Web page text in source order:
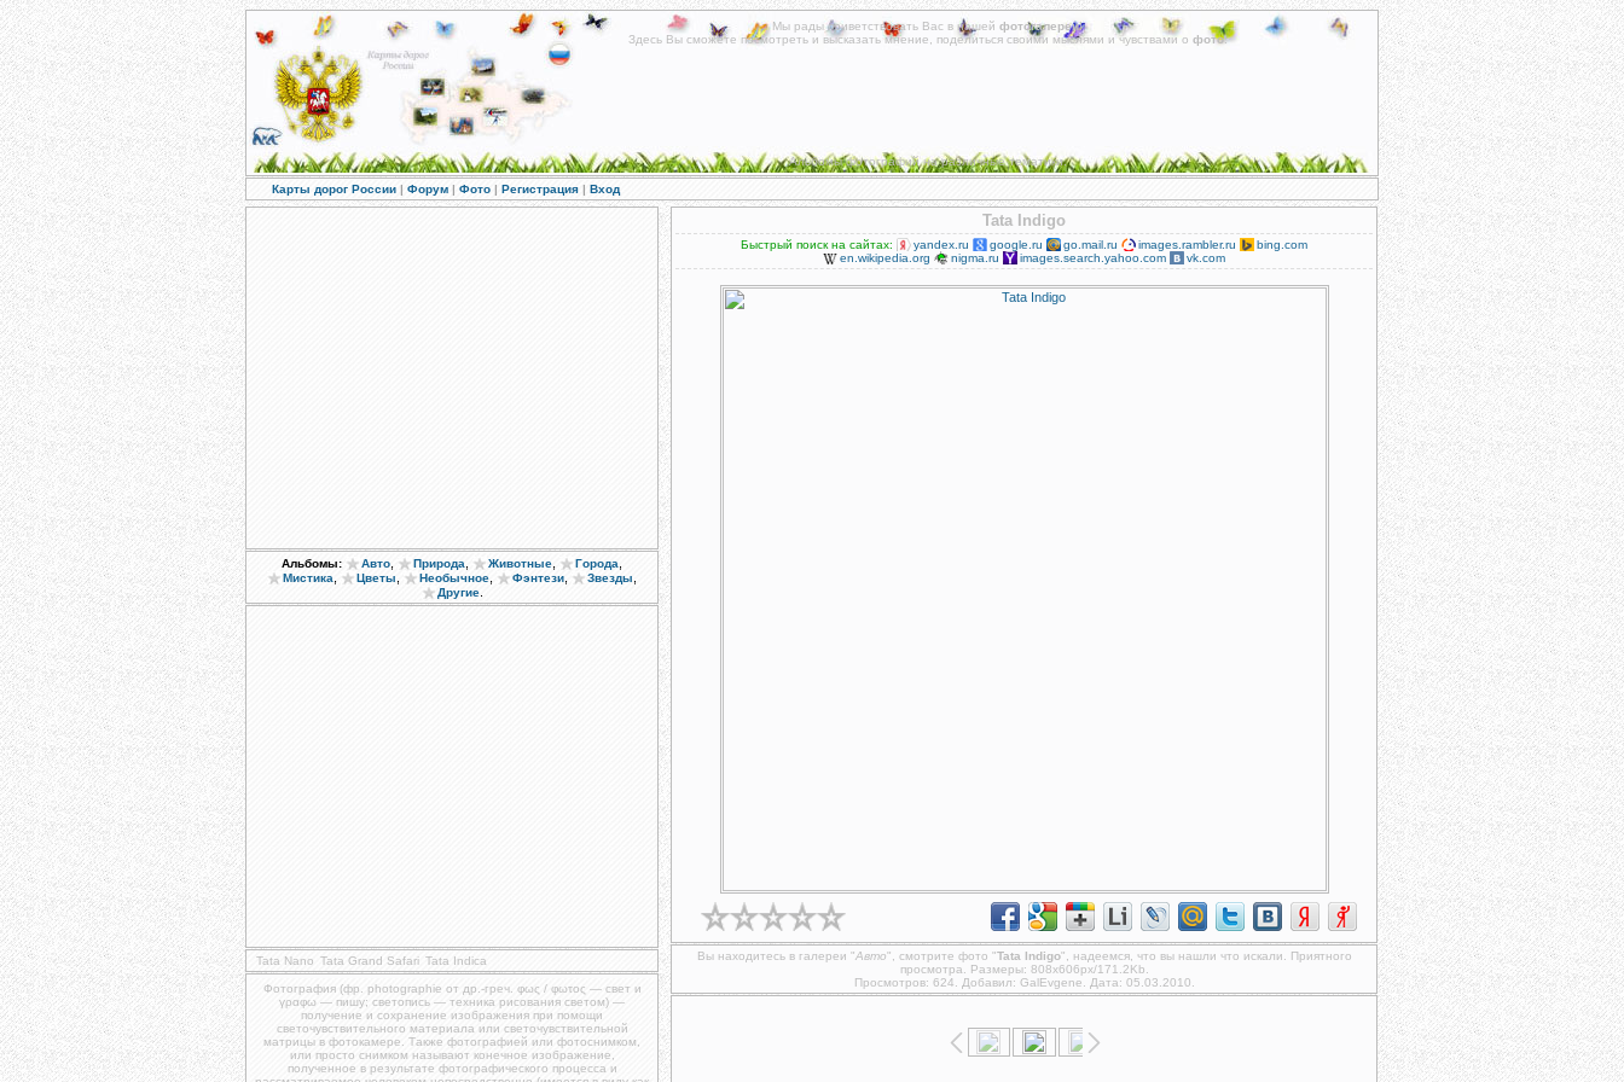
Мы рады приветствовать Вас в нашей фотогалереи!
Здесь Вы сможете посмотреть и высказать мнение, поделиться своими мыслями и чувствами о фото.
Альбомы фотографий на различные тематики.
Карты дорог России | Форум | Фото | Регистрация | Вход
Альбомы: Авто Природа Животные Города
Мистика Цветы Необычное Фэнтези Звезды
Другие.
Tata Nano Tata Grand Safari Tata Indica
Фотография (фр. photographie от др.-греч. φως / φωτος — свет и
γραφω — пишу; светопись — техника рисования светом) —
получение и сохранение изображения при помощи
светочувствительного материала или светочувствительной
матрицы в фотокамере. Также фотографией или фотоснимком,
или просто снимком называют конечное изображение,
полученное в результате фотографического процесса и
Tata Indigo
Быстрый поиск на сайтах: yandex.ru google.ru go.mail.ru images.rambler.ru
bing.com
en.wikipedia.org
nigma.ru images.search.yahoo.com vk.com
Вы находитесь в галереи "Авто", смотрите фото "Tata Indigo", надеемся, что вы нашли что искали. Приятного
просмотра. Размеры: 808x606px/171.2Kb.
Просмотров: 624. Добавил: GalEvgene . Дата: 05.03.2010.